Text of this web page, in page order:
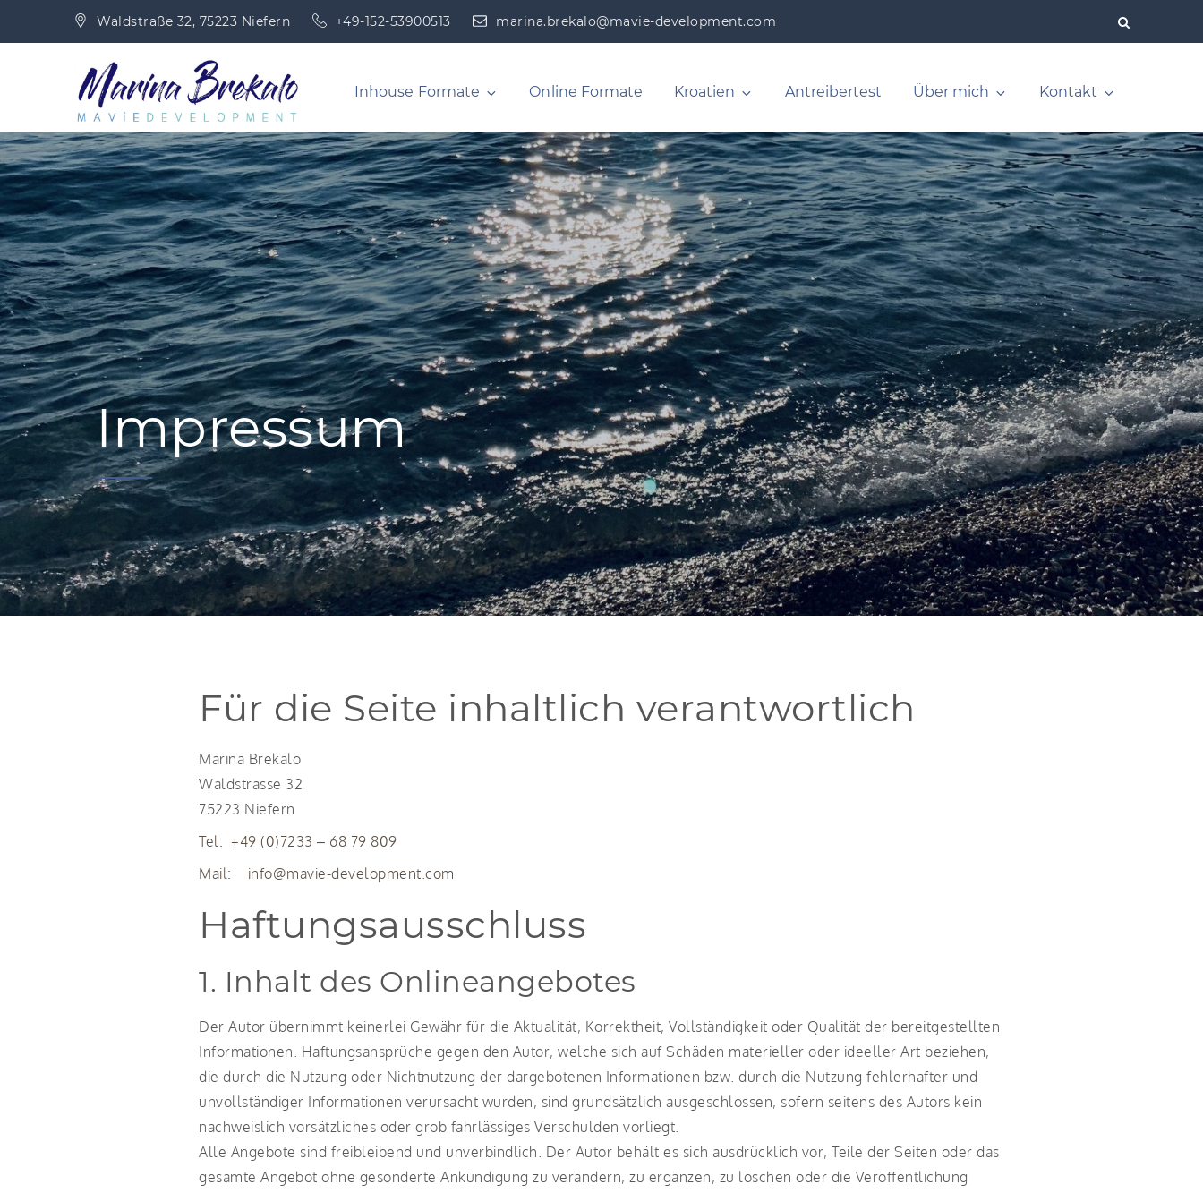
Waldstraße 32, 75223 Niefern +49-152-53900513 marina.brekalo@mavie-development.com Datenschutz
Impressum
Marina Brekalo
Inhouse Formate Online Formate Kroatien Antreibertest Über mich Kontakt
Impressum
Für die Seite inhaltlich verantwortlich
Marina Brekalo
Waldstrasse 32
75223 Niefern
Tel: +49 (0)7233 – 68 79 809
Mail: info@mavie-development.com
Haftungsausschluss
1. Inhalt des Onlineangebotes
Der Autor übernimmt keinerlei Gewähr für die Aktualität, Korrektheit, Vollständigkeit oder Qualität der bereitgestellten
Informationen. Haftungsansprüche gegen den Autor, welche sich auf Schäden materieller oder ideeller Art beziehen,
die durch die Nutzung oder Nichtnutzung der dargebotenen Informationen bzw. durch die Nutzung fehlerhafter und
unvollständiger Informationen verursacht wurden, sind grundsätzlich ausgeschlossen, sofern seitens des Autors kein
nachweislich vorsätzliches oder grob fahrlässiges Verschulden vorliegt.
Alle Angebote sind freibleibend und unverbindlich. Der Autor behält es sich ausdrücklich vor, Teile der Seiten oder das
gesamte Angebot ohne gesonderte Ankündigung zu verändern, zu ergänzen, zu löschen oder die Veröffentlichung